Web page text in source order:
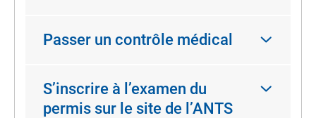
Passer un contrôle médical
S’inscrire à l’examen du
permis sur le site de l’ANTS